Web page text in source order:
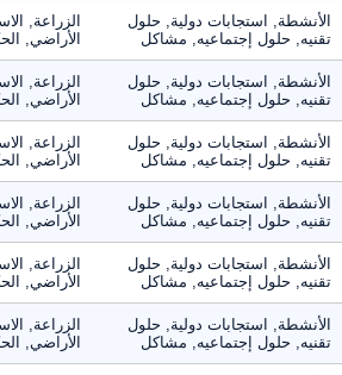
الأنشطة, استجابات دولية, حلول
تقنيه, حلول إجتماعيه, مشاكل
الزراعة,
الأراضي,
الأنشطة, استجابات دولية, حلول
تقنيه, حلول إجتماعيه, مشاكل
الزراعة,
الأراضي,
الأنشطة, استجابات دولية, حلول
تقنيه, حلول إجتماعيه, مشاكل
الزراعة,
الأراضي,
الأنشطة, استجابات دولية, حلول
تقنيه, حلول إجتماعيه, مشاكل
الزراعة,
الأراضي,
الأنشطة, استجابات دولية, حلول
تقنيه, حلول إجتماعيه, مشاكل
الزراعة,
الأراضي,
الأنشطة, استجابات دولية, حلول
تقنيه, حلول إجتماعيه, مشاكل
الزراعة,
الأراضي,